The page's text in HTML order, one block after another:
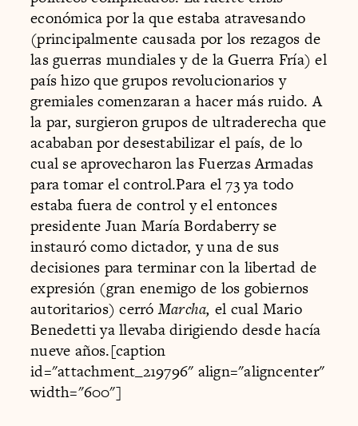
económica por la que estaba atravesando
(principalmente causada por los rezagos de
las guerras mundiales y de la Guerra Fría) el
país hizo que grupos revolucionarios y
gremiales comenzaran a hacer más ruido. A
la par, surgieron grupos de ultraderecha que
acababan por desestabilizar el país, de lo
cual se aprovecharon las Fuerzas Armadas
para tomar el control.Para el 73 ya todo
estaba fuera de control y el entonces
presidente Juan María Bordaberry se
instauró como dictador, y una de sus
decisiones para terminar con la libertad de
expresión (gran enemigo de los gobiernos
autoritarios) cerróMarcha, el cual Mario
Benedetti ya llevaba dirigiendo desde hacía
nueve años.[caption
id="attachment_219796" align="aligncenter"
width="600"]